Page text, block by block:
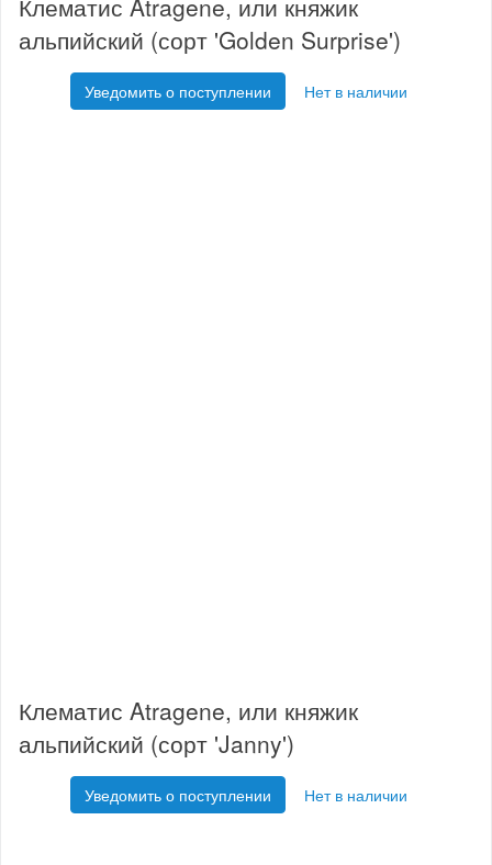
Клематис Atragene, или княжик
альпийский (сорт 'Golden Surprise')
Уведомить о поступлении Нет в наличии
Клематис Atragene, или княжик
альпийский (сорт 'Janny')
Уведомить о поступлении Нет в наличии